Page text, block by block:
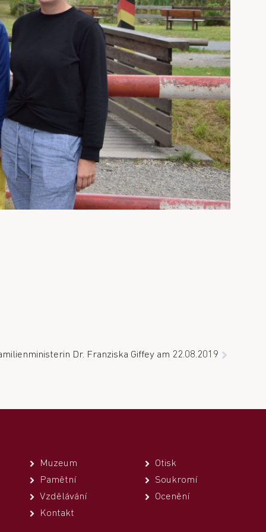
Dr. Franziska Giffey am 22.08.2019
Muzeum
Pamětní
Vzdělávání
Kontakt
Otisk
Soukromí
Ocenění